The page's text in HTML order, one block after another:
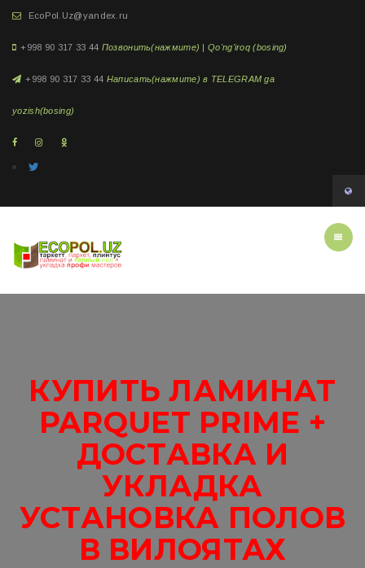
EcoPol.Uz@yandex.ru
+998 90 317 33 44 Позвонить(нажмите) | Qo'ng'iroq (bosing)
+998 90 317 33 44 Написать(нажмите) в TELEGRAM ga
yozish(bosing)
КУПИТЬ ЛАМИНАТ
PARQUET PRIME +
ДОСТАВКА И
УКЛАДКА
УСТАНОВКА ПОЛОВ
В ВИЛОЯТАХ